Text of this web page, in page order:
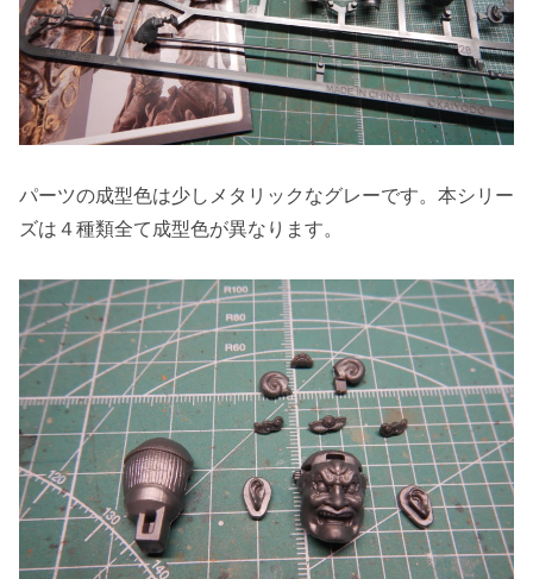
パーツの成型色は少しメタリックなグレーです。本シリー
ズは４種類全て成型色が異なります。